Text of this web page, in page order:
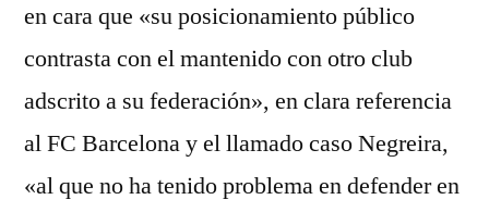
en cara que «su posicionamiento público
contrasta con el mantenido con otro club
adscrito a su federación», en clara referencia
al FC Barcelona y el llamado caso Negreira,
«al que no ha tenido problema en defender en